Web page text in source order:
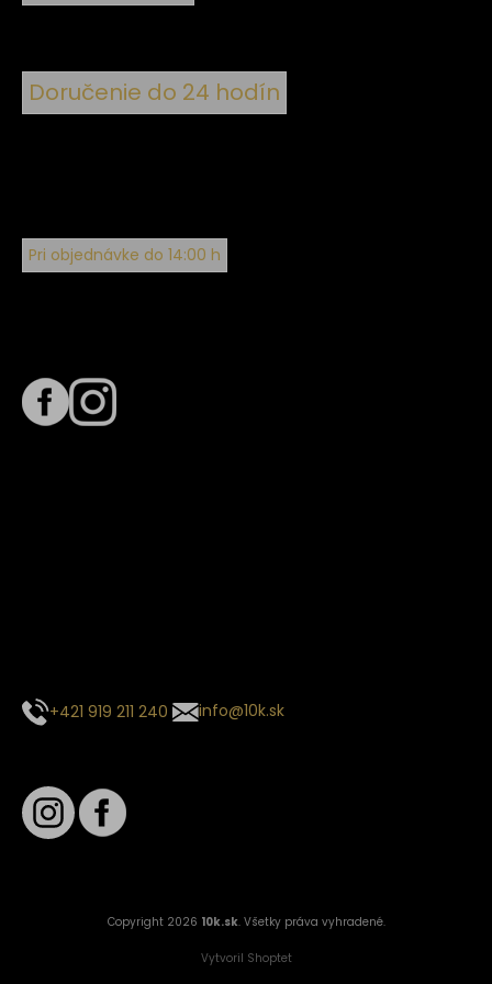
Doručenie do 24 hodín
Pri objednávke do 14:00 h
+421 919 211 240 info@10k.sk
Vytvoril Shoptet
Copyright 2026 10k.sk. Všetky práva vyhradené.